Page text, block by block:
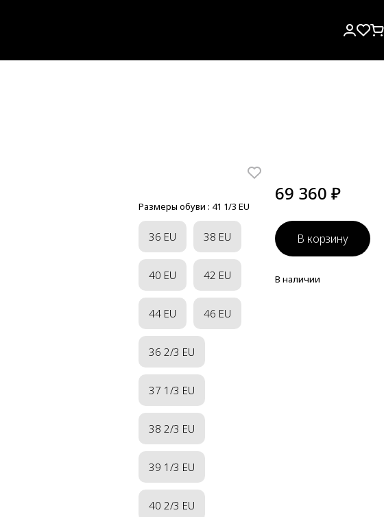
Размеры обуви : 41 1/3 EU
36 EU 38 EU
40 EU 42 EU
44 EU 46 EU
36 2/3 EU
37 1/3 EU
38 2/3 EU
39 1/3 EU
40 2/3 EU
69 360 ₽
В корзину
В наличии